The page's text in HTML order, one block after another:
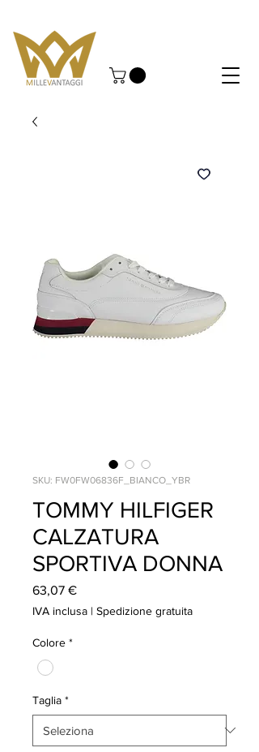
SKU: FW0FW06836F_BIANCO_YBR
TOMMY HILFIGER
CALZATURA
SPORTIVA DONNA
63,07 €Prezzo
IVA inclusa | Spedizione gratuita
Colore *
Taglia *